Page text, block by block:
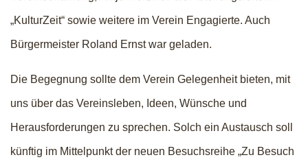
„KulturZeit“ sowie weitere im Verein Engagierte. Auch
Bürgermeister Roland Ernst war geladen.
Die Begegnung sollte dem Verein Gelegenheit bieten, mit
uns über das Vereinsleben, Ideen, Wünsche und
Herausforderungen zu sprechen. Solch ein Austausch soll
künftig im Mittelpunkt der neuen Besuchsreihe „Zu Besuch